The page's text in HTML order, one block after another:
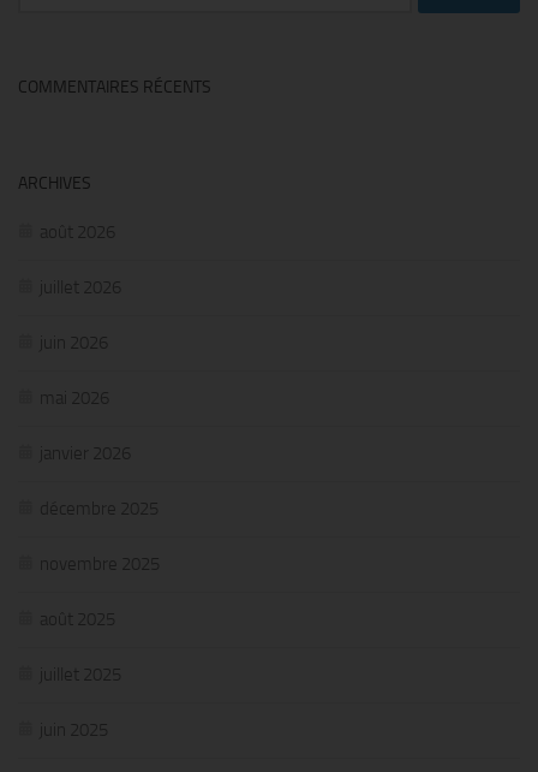
COMMENTAIRES RÉCENTS
ARCHIVES
août 2026
juillet 2026
juin 2026
mai 2026
janvier 2026
décembre 2025
novembre 2025
août 2025
juillet 2025
juin 2025